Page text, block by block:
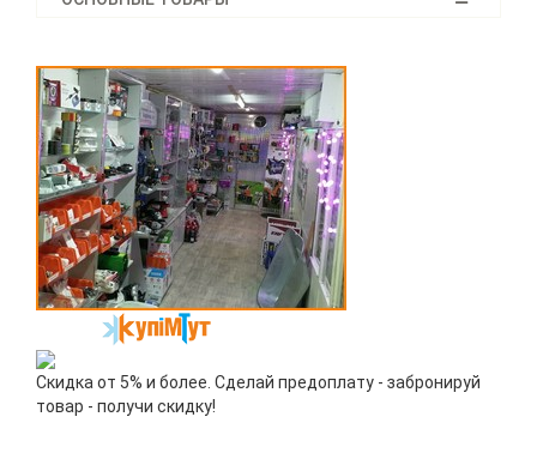
Скидка от 5% и более. Сделай предоплату - забронируй
товар - получи скидку!